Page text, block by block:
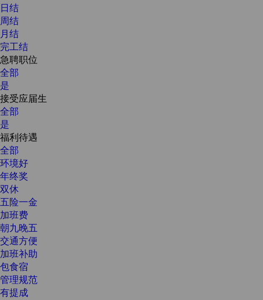
日结
周结
月结
完工结
急聘职位
全部
是
接受应届生
全部
是
福利待遇
全部
环境好
年终奖
双休
五险一金
加班费
朝九晚五
交通方便
加班补助
包食宿
管理规范
有提成